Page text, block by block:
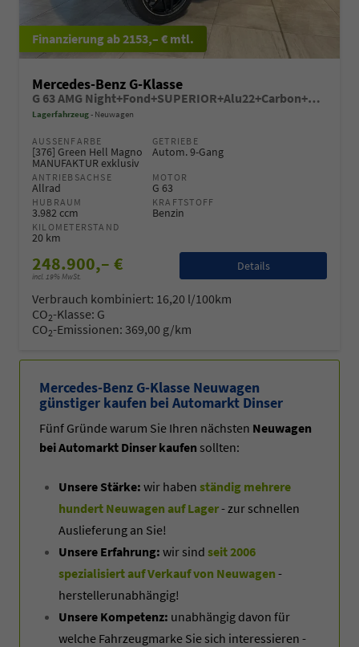
ab 2153,– € mtl.
Mercedes-Benz G-Klasse
G 63 AMG Night+Fond+SUPERIOR+Alu22+Carbon+Standheiz+Performance+AHK+VOLL
Lagerfahrzeug Neuwagen
AUSSENFARBE
[376] Green Hell Magno
MANUFAKTUR exklusiv
GETRIEBE
Autom. 9-Gang
ANTRIEBSACHSE
Allrad
MOTOR
G 63
HUBRAUM
3.982 ccm
KRAFTSTOFF
Benzin
KILOMETERSTAND
20 km
248.900,– €
incl. 19% MwSt.
Details
Verbrauch kombiniert: 16,20 l/100km
CO2-Klasse: G
CO2-Emissionen: 369,00 g/km
Mercedes-Benz G-Klasse Neuwagen
günstiger kaufen bei Automarkt Dinser
Fünf Gründe warum Sie Ihren nächsten Neuwagen
bei Automarkt Dinser kaufen sollten:
Unsere Stärke: wir haben ständig mehrere
hundert Neuwagen auf Lager- zur schnellen
Auslieferung an Sie!
Unsere Erfahrung: wir sind seit 2006
spezialisiert auf Verkauf von Neuwagen -
herstellerunabhängig!
Unsere Kompetenz: unabhängig davon für
welche Fahrzeugmarke Sie sich interessieren -